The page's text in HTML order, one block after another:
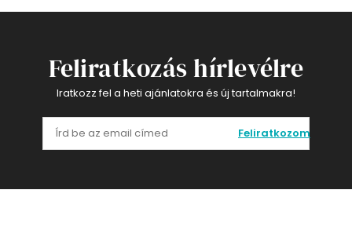
Feliratkozás hírlevélre
Iratkozz fel a heti ajánlatokra és új tartalmakra!
Feliratkozom